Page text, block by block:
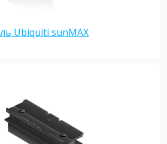
Ubiquiti sunMAX